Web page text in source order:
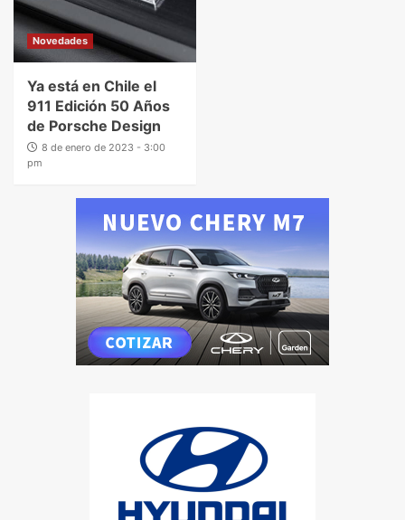
Novedades
Ya está en Chile el
911 Edición 50 Años
de Porsche Design
8 de enero de 2023 - 3:00
pm